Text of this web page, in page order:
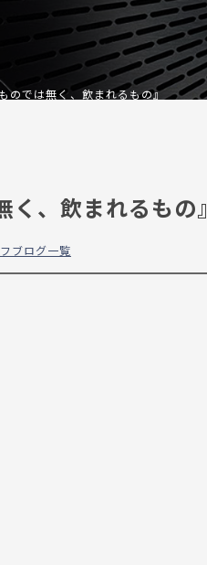
のでは無く、飲まれるもの』
く、飲まれるもの』
ブログ一覧